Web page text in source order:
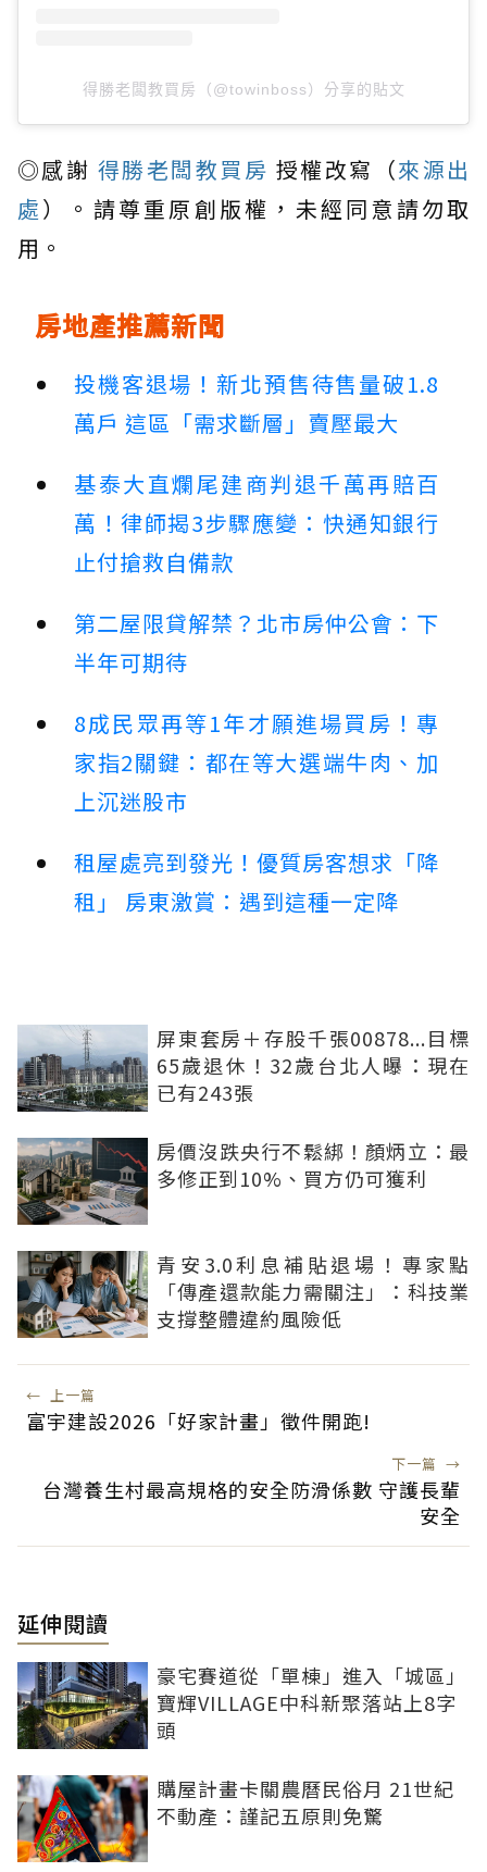
得勝老闆教買房（@towinboss）分享的貼文
◎感謝 得勝老闆教買房 授權改寫（來源出
處）。請尊重原創版權，未經同意請勿取
用。
房地產推薦新聞
投機客退場！新北預售待售量破1.8
萬戶 這區「需求斷層」賣壓最大
基泰大直爛尾建商判退千萬再賠百
萬！律師揭3步驟應變：快通知銀行
止付搶救自備款
第二屋限貸解禁？北市房仲公會：下
半年可期待
8成民眾再等1年才願進場買房！專
家指2關鍵：都在等大選端牛肉、加
上沉迷股市
租屋處亮到發光！優質房客想求「降
租」 房東激賞：遇到這種一定降
屏東套房＋存股千張00878...目標
65歲退休！32歲台北人曝：現在
已有243張
房價沒跌央行不鬆綁！顏炳立：最
多修正到10%、買方仍可獲利
青安3.0利息補貼退場！專家點
「傳產還款能力需關注」：科技業
支撐整體違約風險低
← 上一篇
富宇建設2026「好家計畫」徵件開跑!
下一篇 →
台灣養生村最高規格的安全防滑係數 守護長輩
安全
延伸閱讀
豪宅賽道從「單棟」進入「城區」
寶輝VILLAGE中科新聚落站上8字
頭
購屋計畫卡關農曆民俗月 21世紀
不動產：謹記五原則免驚